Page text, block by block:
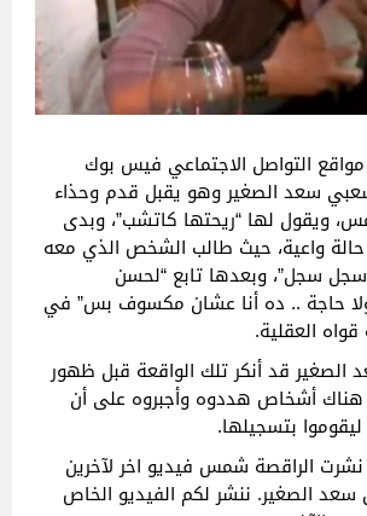
التواصل الاجتماعي فيس بوك
سعد الصغير وهو يقبل قدم وحذاء
ويقول لها “ريحتها كاتشب”، وبدى
واعية، حيث طالب الشخص الذي معه
سجل”، وبعدها تابع “لحسن
حاجة .. ده أنا عشان مكسوف بس” في
العقلية.
الصغير قد أنكر تلك الواقعة قبل ظهور
هناك أشخاص هددوه وأجبروه على أن
بتسجيلها.
الراقصة شمس فيديو اخر لآخرين
سعد الصغير. ننشر لكم الفيديو الخاص